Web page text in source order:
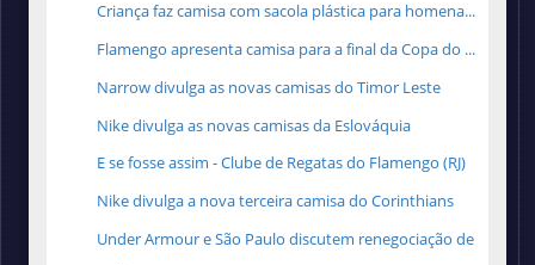
Criança faz camisa com sacola plástica para homena...
Flamengo apresenta camisa para a final da Copa do ...
Narrow divulga as novas camisas do Timor Leste
Nike divulga as novas camisas da Eslováquia
E se fosse assim - Clube de Regatas do Flamengo (RJ)
Nike divulga a nova terceira camisa do Corinthians
Under Armour e São Paulo discutem renegociação de